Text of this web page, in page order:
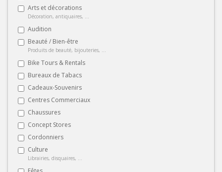
Arts et décorations
Décoration, antiquaires, ...
Audition
Beauté / Bien-être
Produits de beauté, bijouteries, ...
Bike Tours & Rentals
Bureaux de Tabacs
Cadeaux-Souvenirs
Centres Commerciaux
Chaussures
Concept Stores
Cordonniers
Culture
Librairies, disquaires, ...